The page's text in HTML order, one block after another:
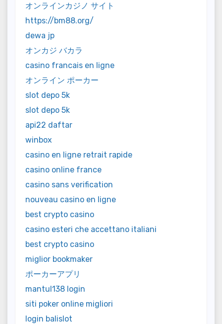
オンラインカジノ サイト
https://bm88.org/
dewa jp
オンカジ バカラ
casino francais en ligne
オンライン ポーカー
slot depo 5k
slot depo 5k
api22 daftar
winbox
casino en ligne retrait rapide
casino online france
casino sans verification
nouveau casino en ligne
best crypto casino
casino esteri che accettano italiani
best crypto casino
miglior bookmaker
ポーカーアプリ
mantul138 login
siti poker online migliori
login balislot